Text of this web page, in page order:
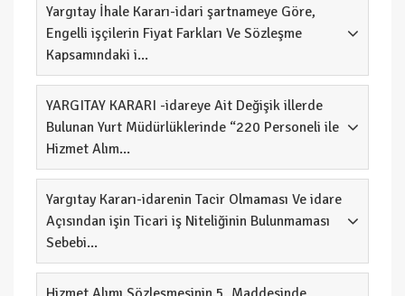
Yargıtay İhale Kararı-idari şartnameye Göre,
Engelli işçilerin Fiyat Farkları Ve Sözleşme
Kapsamındaki i...
YARGITAY KARARI -idareye Ait Değişik illerde
Bulunan Yurt Müdürlüklerinde “220 Personeli ile
Hizmet Alım...
Yargıtay Kararı-idarenin Tacir Olmaması Ve idare
Açısından işin Ticari iş Niteliğinin Bulunmaması
Sebebi...